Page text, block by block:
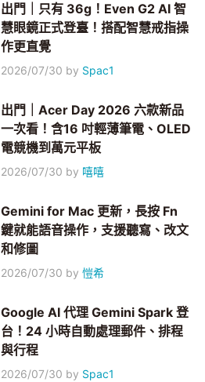
出門｜只有 36g！Even G2 AI 智
慧眼鏡正式登臺！搭配智慧戒指操
作更直覺
2026/07/30 by Spac1
出門｜Acer Day 2026 六款新品
一次看！含16 吋輕薄筆電、OLED
電競機到萬元平板
2026/07/30 by 嘻嘻
Gemini for Mac 更新，長按 Fn
鍵就能語音操作，支援聽寫、改文
和修圖
2026/07/30 by愷希
Google AI 代理 Gemini Spark 登
台！24 小時自動處理郵件、排程
與行程
2026/07/30 by Spac1